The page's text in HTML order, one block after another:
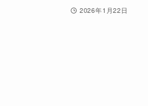
2026年1月22日